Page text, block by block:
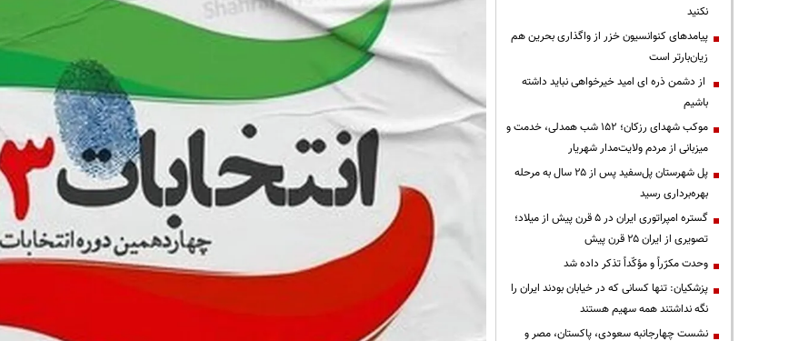
نکنید
پیامدهای کنوانسیون خزر از واگذاری بحرین هم
زیان‌بارتر است
از دشمن ذره ای امید خیرخواهی نباید داشته
باشیم
موکب شهدای رزکان؛ ۱۵۲ شب همدلی، خدمت و
میزبانی از مردم ولایت‌مدار شهریار
پل شهرستان پل‌سفید پس از ۲۵ سال به مرحله
بهره‌برداری رسید
گستره امپراتوری ایران در ۵ قرن پیش از میلاد؛
تصویری از ایران ۲۵ قرن پیش
وحدت مکرّراً و مؤکّداً تذکر داده شد
پزشکیان: تنها کسانی که در خیابان بودند ایران را
نگه نداشتند همه سهیم هستند
نشست چهارجانبه سعودی، پاکستان، مصر و